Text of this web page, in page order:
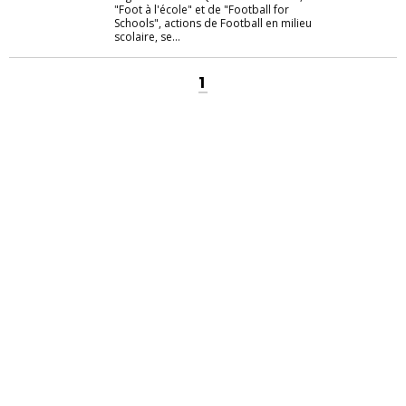
"Foot à l'école" et de "Football for
Schools", actions de Football en milieu
scolaire, se...
1